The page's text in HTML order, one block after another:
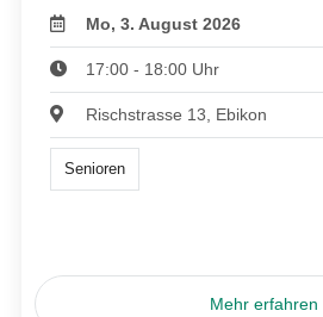
Mo, 3. August 2026
17:00 - 18:00 Uhr
Rischstrasse 13, Ebikon
Senioren
Mehr erfahren